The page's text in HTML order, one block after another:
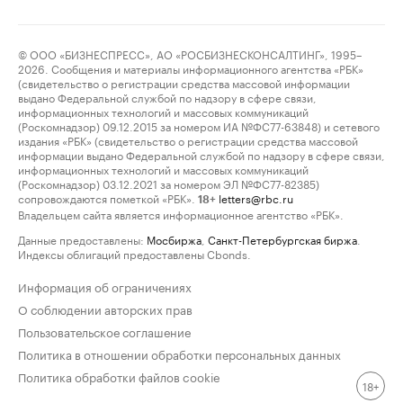
© ООО «БИЗНЕСПРЕСС», АО «РОСБИЗНЕСКОНСАЛТИНГ», 1995–
2026. Сообщения и материалы информационного агентства «РБК»
(свидетельство о регистрации средства массовой информации
выдано Федеральной службой по надзору в сфере связи,
информационных технологий и массовых коммуникаций
(Роскомнадзор) 09.12.2015 за номером ИА №ФС77-63848) и сетевого
издания «РБК» (свидетельство о регистрации средства массовой
информации выдано Федеральной службой по надзору в сфере связи,
информационных технологий и массовых коммуникаций
(Роскомнадзор) 03.12.2021 за номером ЭЛ №ФС77-82385)
сопровождаются пометкой «РБК».
18+ letters@rbc.ru
Владельцем сайта является информационное агентство «РБК».
Данные предоставлены: Мосбиржа Санкт-Петербургская биржа
Индексы облигаций предоставлены Cbonds.
Информация об ограничениях
О соблюдении авторских прав
Пользовательское соглашение
Политика в отношении обработки персональных данных
Политика обработки файлов cookie
18+